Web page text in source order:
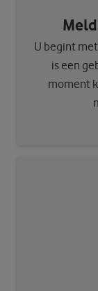
U begint
is een
moment